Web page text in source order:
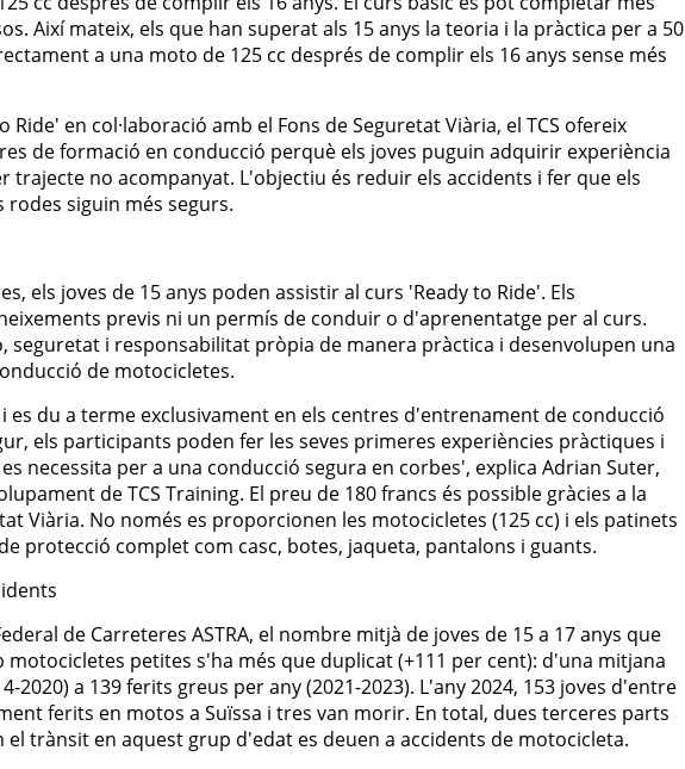
Així mateix, els que han superat als 15 anys la teoria i la pràctica per a 50
a una moto de 125 cc després de complir els 16 anys sense més
en col·laboració amb el Fons de Seguretat Viària, el TCS ofereix
de formació en conducció perquè els joves puguin adquirir experiència
trajecte no acompanyat. L'objectiu és reduir els accidents i fer que els
siguin més segurs.
els joves de 15 anys poden assistir al curs 'Ready to Ride'. Els
previs ni un permís de conduir o d'aprenentatge per al curs.
seguretat i responsabilitat pròpia de manera pràctica i desenvolupen una
de motocicletes.
es du a terme exclusivament en els centres d'entrenament de conducció
els participants poden fer les seves primeres experiències pràctiques i
necessita per a una conducció segura en corbes', explica Adrian Suter,
de TCS Training. El preu de 180 francs és possible gràcies a la
Viària. No només es proporcionen les motocicletes (125 cc) i els patinets
protecció complet com casc, botes, jaqueta, pantalons i guants.
de Carreteres ASTRA, el nombre mitjà de joves de 15 a 17 anys que
petites s'ha més que duplicat (+111 per cent): d'una mitjana
2020) a 139 ferits greus per any (2021-2023). L'any 2024, 153 joves d'entre
ferits en motos a Suïssa i tres van morir. En total, dues terceres parts
el trànsit en aquest grup d'edat es deuen a accidents de motocicleta.